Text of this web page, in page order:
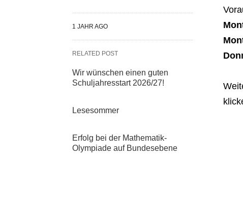
1 JAHR AGO
RELATED POST
Wir wünschen einen guten
Schuljahresstart 2026/27!
Lesesommer
Erfolg bei der Mathematik-
Olympiade auf Bundesebene